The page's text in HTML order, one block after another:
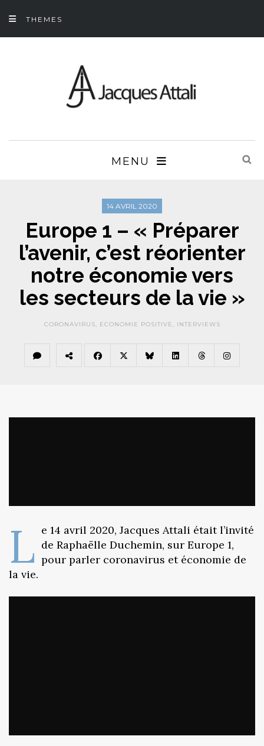
THEMES
MENU
14 AVRIL 2020
Europe 1 – « Préparer
l’avenir, c’est réorienter
notre économie vers
les secteurs de la vie »
CORONAVIRUS, ECONOMIE POSITIVE, INTERVIEWS
L e 14 avril 2020, Jacques Attali était l’invité
de Raphaëlle Duchemin, sur Europe 1,
pour parler coronavirus et économie de
la vie.